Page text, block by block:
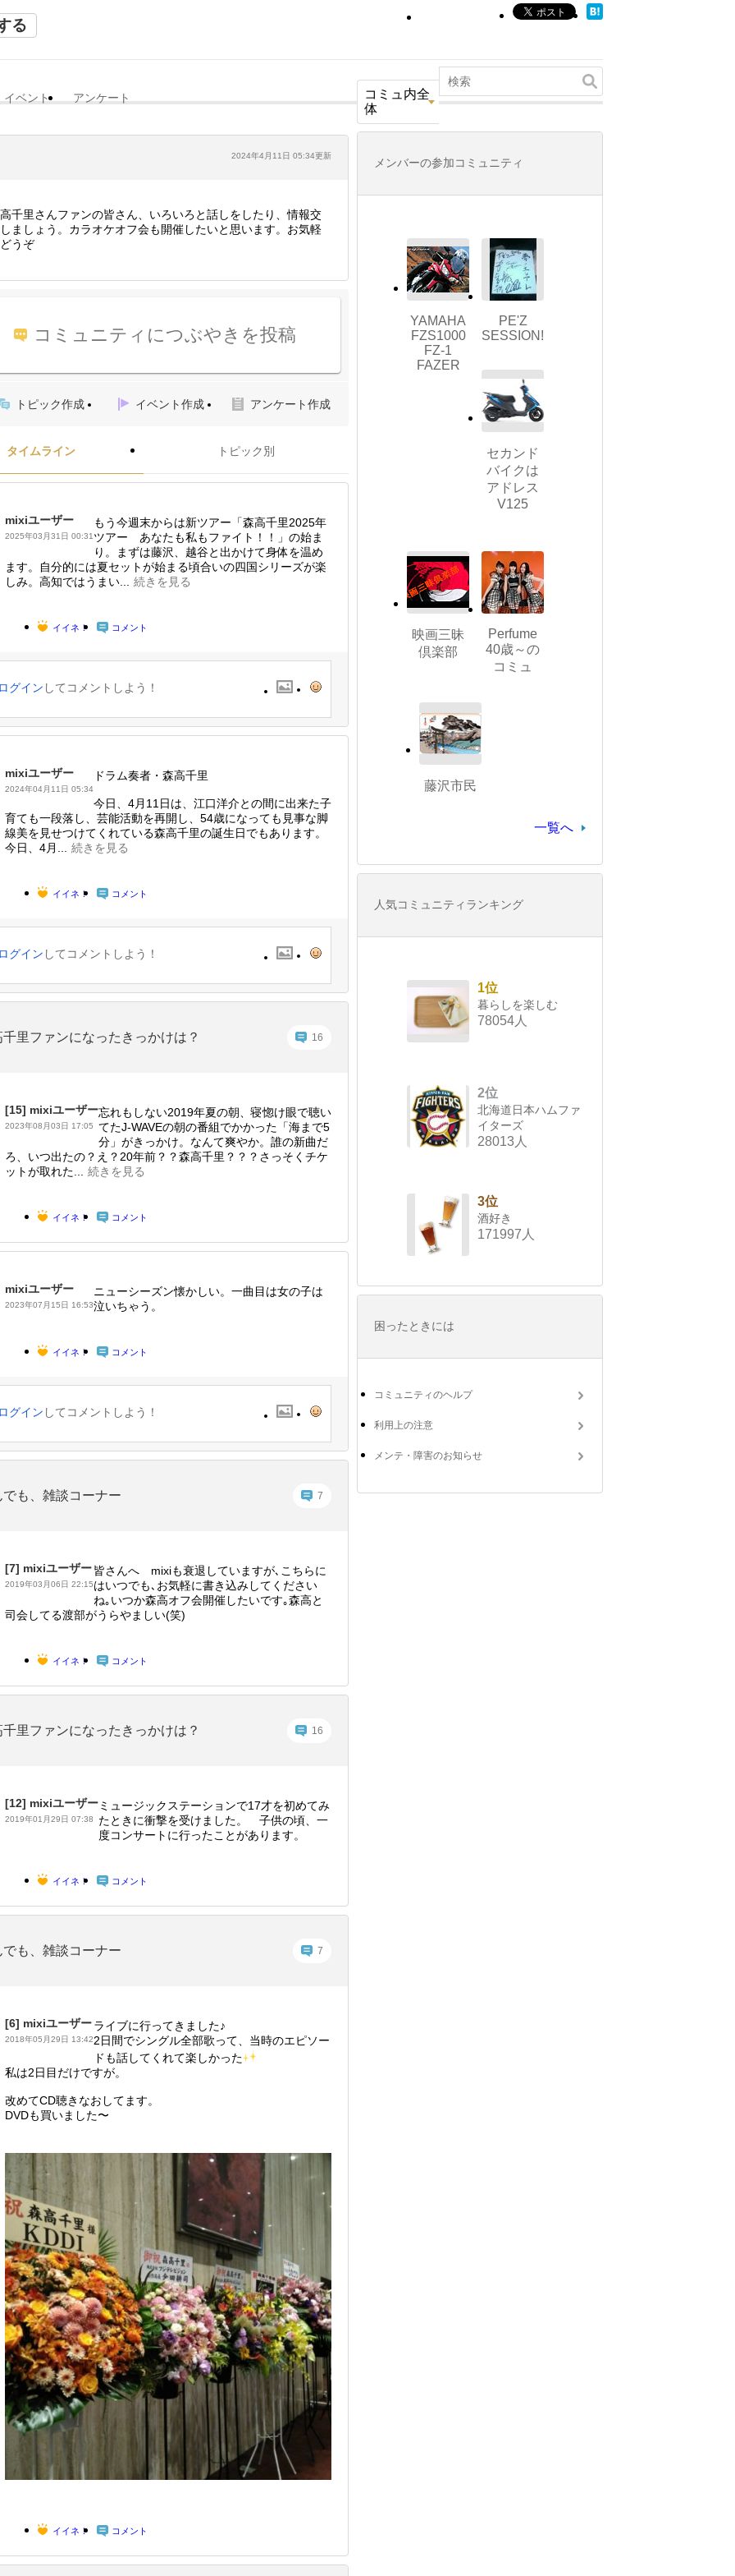
る
イベント アンケート
コミュ内全
体
2024年4月11日 05:34更新
千里さんファンの皆さん、いろいろと話しをしたり、情報交
ましょう。カラオケオフ会も開催したいと思います。お気軽
うぞ
コミュニティにつぶやきを投稿
トピック作成 イベント作成 アンケート作成
タイムライン トピック別
mixiユーザー
2025年03月31日 00:31
もう今週末からは新ツアー「森高千里2025年
ツアー あなたも私もファイト！！」の始ま
り。まずは藤沢、越谷と出かけて身体を温め
ます。自分的には夏セットが始まる頃合いの四国シリーズが楽
しみ。高知ではうまい...
続きを見る
イイネ！ コメント
グイン してコメントしよう！
mixiユーザー
2024年04月11日 05:34
ドラム奏者・森高千里
今日、4月11日は、江口洋介との間に出来た子
育ても一段落し、芸能活動を再開し、54歳になっても見事な脚
線美を見せつけてくれている森高千里の誕生日でもあります。
今日、4月...
続きを見る
イイネ！ コメント
グイン してコメントしよう！
千里ファンになったきっかけは？ 16
[15] mixiユーザー
2023年08月03日 17:05
忘れもしない2019年夏の朝、寝惚け眼で聴い
てたJ-WAVEの朝の番組でかかった「海まで5
分」がきっかけ。なんて爽やか。誰の新曲だ
ろ、いつ出たの？え？20年前？？森高千里？？？さっそくチケ
ットが取れた...
続きを見る
イイネ！ コメント
mixiユーザー
2023年07月15日 16:53
ニューシーズン懐かしい。一曲目は女の子は
泣いちゃう。
イイネ！ コメント
グイン してコメントしよう！
でも、雑談コーナー 7
[7] mixiユーザー
2019年03月06日 22:15
皆さんへ mixiも衰退していますが､こちらに
はいつでも､お気軽に書き込みしてください
ね｡いつか森高オフ会開催したいです｡森高と
司会してる渡部がうらやましい(笑)
イイネ！ コメント
千里ファンになったきっかけは？ 16
[12] mixiユーザー
2019年01月29日 07:38
ミュージックステーションで17才を初めてみ
たときに衝撃を受けました。 子供の頃、一
度コンサートに行ったことがあります。
イイネ！ コメント
でも、雑談コーナー 7
[6] mixiユーザー
2018年05月29日 13:42
ライブに行ってきました♪
2日間でシングル全部歌って、当時のエピソー
ドも話してくれて楽しかった
私は2日目だけですが。
改めてCD聴きなおしてます。
DVDも買いました〜
イイネ！ コメント
メンバーの参加コミュニティ
YAMAHA
FZS1000
FZ-1
FAZER
PE'Z
SESSION!
セカンド
バイクは
アドレス
V125
映画三昧
倶楽部
Perfume
40歳～の
コミュ
藤沢市民
一覧へ
人気コミュニティランキング
1位
暮らしを楽しむ
78054人
2位
北海道日本ハムファ
イターズ
28013人
3位
酒好き
171997人
困ったときには
コミュニティのヘルプ
利用上の注意
メンテ・障害のお知らせ